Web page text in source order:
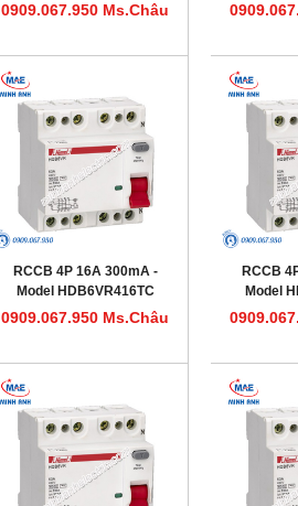
0909.067.950 Ms.Châu
RCCB 4P 16A 300mA -
Model HDB6VR416TC
0909.067.950 Ms.Châu
RCCB
Model